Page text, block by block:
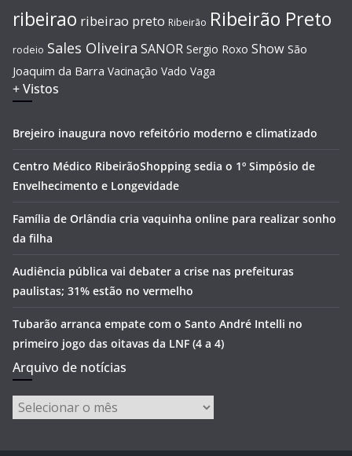
ribeirao ribeirao preto Ribeirão Ribeirão Preto
rodeio Sales Oliveira SANOR Sergio Roxo Show São
Joaquim da Barra Vacinação Vado Vaga
+ Vistos
Brejeiro inaugura novo refeitório moderno e climatizado
Centro Médico RibeirãoShopping sedia o 1º Simpósio de
Envelhecimento e Longevidade
Família de Orlândia cria vaquinha online para realizar sonho
da filha
Audiência pública vai debater a crise nas prefeituras
paulistas; 31% estão no vermelho
Tubarão arranca empate com o Santo André Intelli no
primeiro jogo das oitavas da LNF (4 a 4)
Arquivo de notícias
Arquivo